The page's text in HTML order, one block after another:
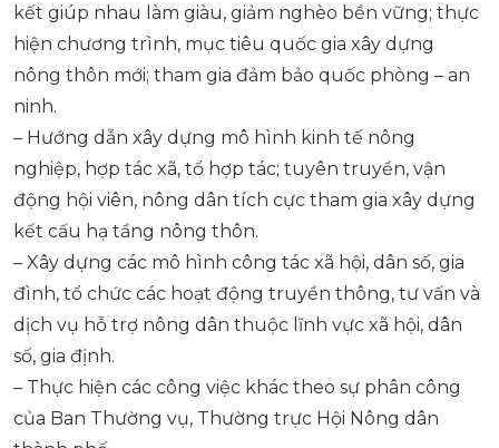
kết giúp nhau làm giàu, giảm nghèo bền vững; thực
hiện chương trình, mục tiêu quốc gia xây dựng
nông thôn mới; tham gia đảm bảo quốc phòng – an
ninh.
– Hướng dẫn xây dựng mô hình kinh tế nông
nghiệp, hợp tác xã, tổ hợp tác; tuyên truyền, vận
động hội viên, nông dân tích cực tham gia xây dựng
kết cấu hạ tầng nông thôn.
– Xây dựng các mô hình công tác xã hội, dân số, gia
đình, tổ chức các hoạt động truyền thông, tư vấn và
dịch vụ hỗ trợ nông dân thuộc lĩnh vực xã hội, dân
số, gia định.
– Thực hiện các công việc khác theo sự phân công
của Ban Thường vụ, Thường trực Hội Nông dân